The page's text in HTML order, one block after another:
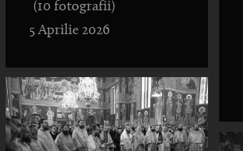
(10 fotografii)
5 Aprilie 2026